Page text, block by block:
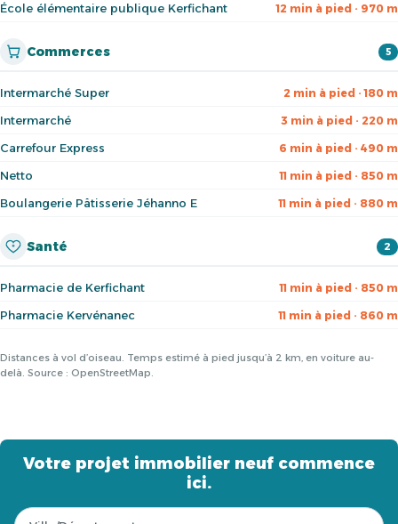
École élémentaire publique Kerfichant 12 min à pied · 970 m
Commerces 5
Intermarché Super 2 min à pied · 180 m
Intermarché 3 min à pied · 220 m
Carrefour Express 6 min à pied · 490 m
Netto 11 min à pied · 850 m
Boulangerie Pâtisserie Jéhanno E 11 min à pied · 880 m
Santé 2
Pharmacie de Kerfichant 11 min à pied · 850 m
Pharmacie Kervénanec 11 min à pied · 860 m
Distances à vol d’oiseau. Temps estimé à pied jusqu’à 2 km, en voiture au-
delà. Source : OpenStreetMap.
Votre projet immobilier neuf commence
ici.